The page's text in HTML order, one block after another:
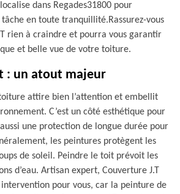
dans Regades31800 pour
en toute tranquillité.Rassurez-vous
rien à craindre et pourra vous garantir
et belle vue de votre toiture.
: un atout majeur
attire bien l’attention et embellit
C’est un côté esthétique pour
aussi une protection de longue durée pour
les peintures protègent les
de soleil. Peindre le toit prévoit les
d’eau. Artisan expert, Couverture J.T
pour vous, car la peinture de